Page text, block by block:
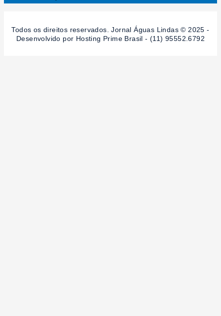
Todos os direitos reservados. Jornal Águas Lindas © 2025 -
Desenvolvido por Hosting Prime Brasil - (11) 95552.6792